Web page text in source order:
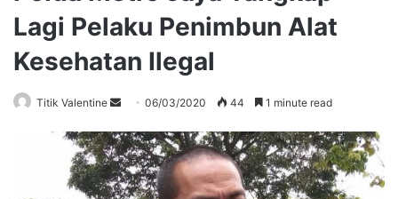
Lagi Pelaku Penimbun Alat
Kesehatan Ilegal
Titik Valentine
Send
email
06/03/2020 44 1 minute read